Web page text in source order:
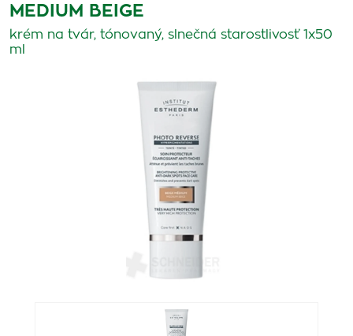
MEDIUM BEIGE
krém na tvár, tónovaný, slnečná starostlivosť 1x50
ml